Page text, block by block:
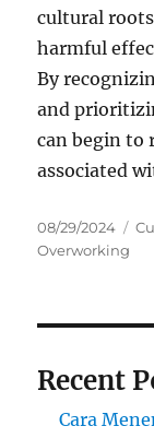
cultural
harmful
By
and
can begin to
associated
Posted
on
08/29/2024
Overworking
Recent
Cara